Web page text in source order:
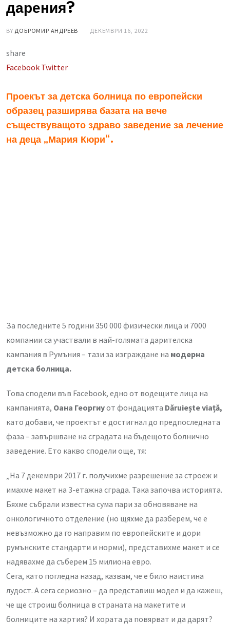
дарения?
BY ДОБРОМИР АНДРЕЕВ ДЕКЕМВРИ 16, 2022
share
Facebook TwitterLinkedIn
Whatsapp
Share
Email
Проекът за детска болница по европейски
образец разширява базата на вече
съществуващото здраво заведение за лечение
на деца „Мария Кюри“.
За последните 5 години 350 000 физически лица и 7000
компании са участвали в най-голямата дарителска
кампания в Румъния – тази за изграждане на модерна
детска болница.
Това сподели във Facebook, едно от водещите лица на
кампанията, Оана Георгиуот фондацията Dăruiește viață,
като добави, че проектът е достигнал до предпоследната
фаза – завършване на сградата на бъдещото болнично
заведение. Ето какво сподели още, тя:
„На 7 декември 2017 г. получихме разрешение за строеж и
имахме макет на 3-етажна сграда. Така започва историята.
Бяхме събрали известна сума пари за обновяване на
онкологичното отделение (но щяхме да разберем, че е
невъзможно да го направим по европейските и дори
румънските стандарти и норми), представихме макет и се
надявахме да съберем 15 милиона евро.
Сега, като погледна назад, казвам, че е било наистина
лудост. А сега сериозно – да представиш модел и да кажеш,
че ще строиш болница в страната на макетите и
болниците на хартия? И хората да повярват и да дарят?